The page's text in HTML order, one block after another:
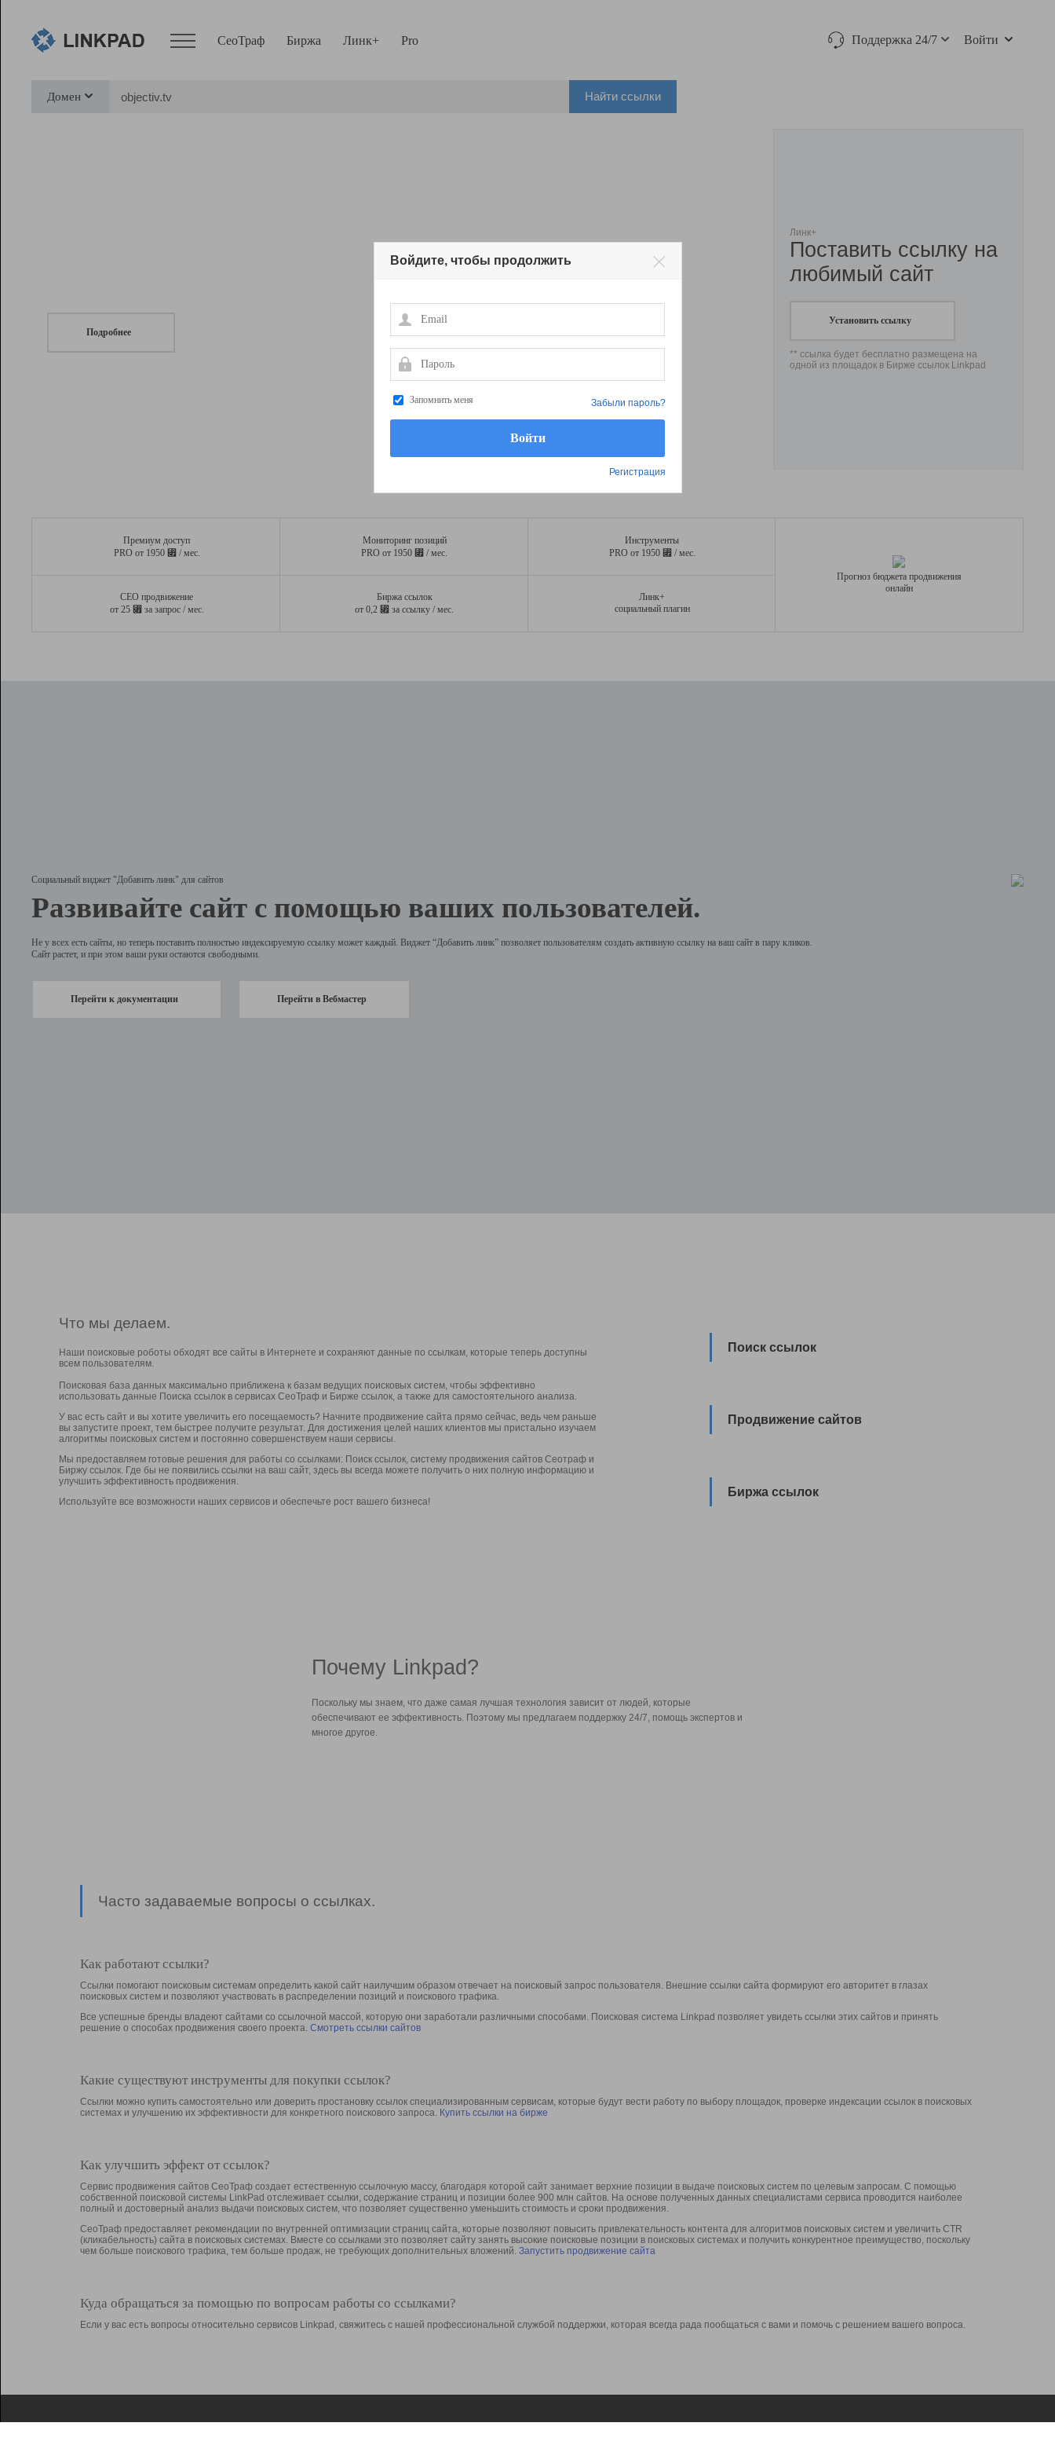
СеоТраф Биржа Линк+ Pro Поддержка 24/7 Войти
Домен Найти ссылки
Подробнее
Линк+
Поставить ссылку на
любимый сайт
Установить ссылку
** ссылка будет бесплатно размещена на
одной из площадок в Бирже ссылок Linkpad
Премиум доступ
PRO от 1950 ⃏ / мес.
Мониторинг позиций
PRO от 1950 ⃏ / мес.
Инструменты
PRO от 1950 ⃏ / мес.
СЕО продвижение
от 25 ⃏ за запрос / мес.
Биржа ссылок
от 0,2 ⃏ за ссылку / мес.
Линк+
социальный плагин
Прогноз бюджета продвижения
онлайн
Социальный виджет "Добавить линк" для сайтов
Развивайте сайт с помощью ваших пользователей.
Не у всех есть сайты, но теперь поставить полностью индексируемую ссылку может каждый. Виджет “Добавить линк” позволяет пользователям создать активную ссылку на ваш сайт в пару кликов.
Сайт растет, и при этом ваши руки остаются свободными.
Перейти к документации Перейти в Вебмастер
Что мы делаем.
Наши поисковые роботы обходят все сайты в Интернете и сохраняют данные по ссылкам, которые теперь доступны
всем пользователям.
Поисковая база данных максимально приближена к базам ведущих поисковых систем, чтобы эффективно
использовать данные Поиска ссылок в сервисах СеоТраф и Бирже ссылок, а также для самостоятельного анализа.
У вас есть сайт и вы хотите увеличить его посещаемость? Начните продвижение сайта прямо сейчас, ведь чем раньше
вы запустите проект, тем быстрее получите результат. Для достижения целей наших клиентов мы пристально изучаем
алгоритмы поисковых систем и постоянно совершенствуем наши сервисы.
Мы предоставляем готовые решения для работы со ссылками: Поиск ссылок, систему продвижения сайтов Сеотраф и
Биржу ссылок. Где бы не появились ссылки на ваш сайт, здесь вы всегда можете получить о них полную информацию и
улучшить эффективность продвижения.
Используйте все возможности наших сервисов и обеспечьте рост вашего бизнеса!
Поиск ссылок
Продвижение сайтов
Биржа ссылок
Почему Linkpad?
Поскольку мы знаем, что даже самая лучшая технология зависит от людей, которые
обеспечивают ее эффективность. Поэтому мы предлагаем поддержку 24/7, помощь экспертов и
многое другое.
Часто задаваемые вопросы о ссылках.
Как работают ссылки?
Ссылки помогают поисковым системам определить какой сайт наилучшим образом отвечает на поисковый запрос пользователя. Внешние ссылки сайта формируют его авторитет в глазах
поисковых систем и позволяют участвовать в раcпределении позиций и поискового трафика.
Все успешные бренды владеют сайтами со ссылочной массой, которую они заработали различными способами. Поисковая система Linkpad позволяет увидеть ссылки этих сайтов и принять
решение о способах продвижения своего проекта. Смотреть ссылки сайтов
Какие существуют инструменты для покупки ссылок?
Ссылки можно купить самостоятельно или доверить простановку ссылок специализированным сервисам, которые будут вести работу по выбору площадок, проверке индексации ссылок в поисковых
системах и улучшению их эффективности для конкретного поискового запроса. Купить ссылки на бирже
Как улучшить эффект от ссылок?
Сервис продвижения сайтов СеоТраф создает естественную ссылочную массу, благодаря которой сайт занимает верхние позиции в выдаче поисковых систем по целевым запросам. С помощью
собственной поисковой системы LinkPad отслеживает ссылки, содержание страниц и позиции более 900 млн сайтов. На основе полученных данных специалистами сервиса проводится наиболее
полный и достоверный анализ выдачи поисковых систем, что позволяет существенно уменьшить стоимость и сроки продвижения.
СеоТраф предоставляет рекомендации по внутренней оптимизации страниц сайта, которые позволяют повысить привлекательность контента для алгоритмов поисковых систем и увеличить CTR
(кликабельность) сайта в поисковых системах. Вместе со ссылками это позволяет сайту занять высокие поисковые позиции в поисковых системах и получить конкурентное преимущество, поскольку
чем больше поискового трафика, тем больше продаж, не требующих дополнительных вложений. Запустить продвижение сайта
Куда обращаться за помощью по вопросам работы со ссылками?
Если у вас есть вопросы относительно сервисов Linkpad, свяжитесь с нашей профессиональной службой поддержки, которая всегда рада пообщаться с вами и помочь с решением вашего вопроса.
Войдите, чтобы продолжить
Email
Пароль
Запомнить меня
Регистрация
Забыли пароль?